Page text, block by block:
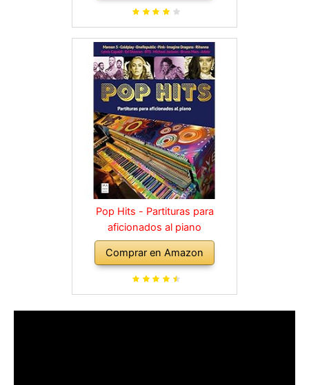
diferentes
Pop Hits - Partituras para
aficionados al piano
Comprar en Amazon